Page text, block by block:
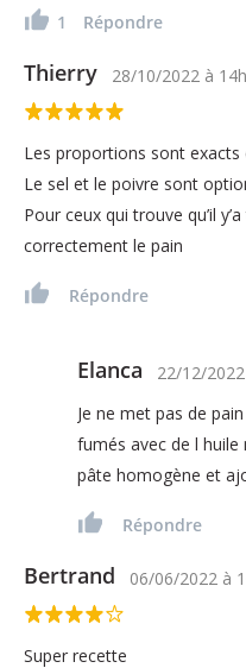
1 Répondre
Thierry 28/10/2022 à
Les proportions sont exacts
Le sel et le poivre sont
Pour ceux qui trouve qu’il
correctement le pain
Répondre
Elanca 22/12/2022
Je ne met pas de
fumés avec de l huile
pâte homogène et
Répondre
Bertrand 06/06/2022 à
Super recette